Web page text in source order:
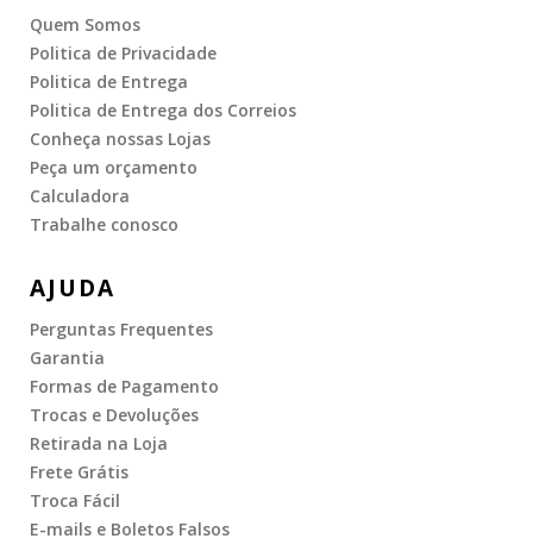
Quem Somos
Politica de Privacidade
Politica de Entrega
Politica de Entrega dos Correios
Conheça nossas Lojas
Peça um orçamento
Calculadora
Trabalhe conosco
AJUDA
Perguntas Frequentes
Garantia
Formas de Pagamento
Trocas e Devoluções
Retirada na Loja
Frete Grátis
Troca Fácil
E-mails e Boletos Falsos